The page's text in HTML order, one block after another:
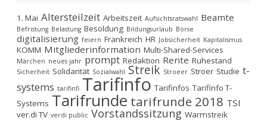
1. Mai Altersteilzeit Arbeitszeit Aufsichtsratswahl Beamte
Befristung Belastung Besoldung Bildungsurlaub Börse
digitalisierung feiern Frankreich HR Jobsicherheit Kapitalismus
KOMM Mitgliederinformation Multi-Shared-Services
Märchen neues jahr prompt Redaktion Rente Ruhestand
Sicherheit Solidarität Sozialwahl Streik Stroeer Stroer Studie t-
systems tarifinfi Tarifinfo Tarifinfos Tarifinfo T-
Systems Tarifrunde tarifrunde 2018 TSI
ver.di TV verdi public Vorstandssitzung Warmstreik